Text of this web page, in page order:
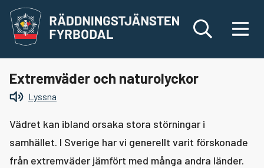
Språk & hjälpmedel
Vid olyckor Växla
Sök
efter:
Extremväder och naturolyckor
Lyssna
Vädret kan ibland orsaka stora störningar i
samhället. I Sverige har vi generellt varit förskonade
från extremväder jämfört med många andra länder.